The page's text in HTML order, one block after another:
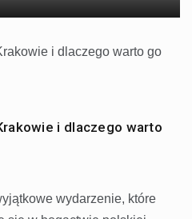
i dlaczego warto
wydarzenie, które